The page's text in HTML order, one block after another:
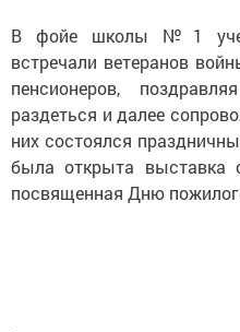
В фойе школы №1
встречали ветеранов
пенсионеров,
раздеться и далее
них состоялся
была открыта выставка
посвященная Дню